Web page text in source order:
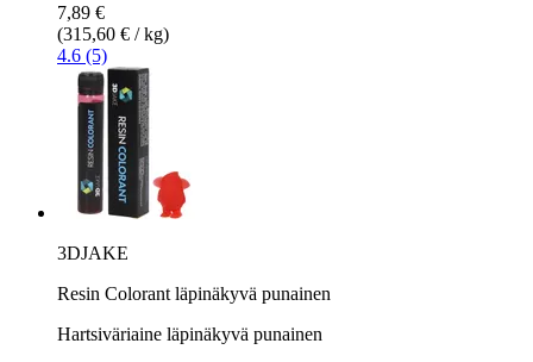
7,89 €
(315,60 € / kg)
4.6 (5)
3DJAKE
Resin Colorant läpinäkyvä punainen
Hartsiväriaine läpinäkyvä punainen